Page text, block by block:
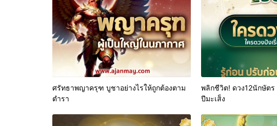
ศรัทธาพญาครุฑ บูชาอย่างไรให้ถูกต้องตาม
ตำรา
พลิกชีวิต! ดวง12นักษัต
ปีมะเส็ง